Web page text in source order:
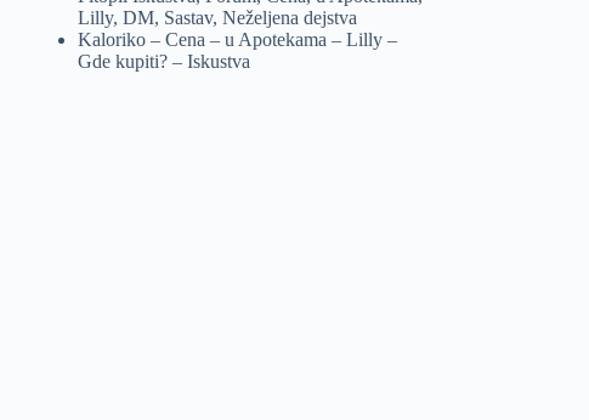
Lilly, DM, Sastav, Neželjena dejstva
Kaloriko – Cena – u Apotekama – Lilly –
Gde kupiti? – Iskustva